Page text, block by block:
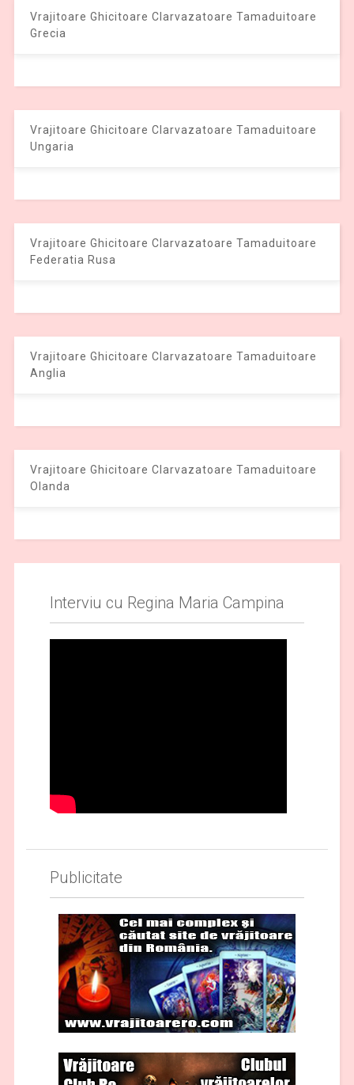
Vrajitoare Ghicitoare Clarvazatoare Tamaduitoare
Grecia
Vrajitoare Ghicitoare Clarvazatoare Tamaduitoare
Ungaria
Vrajitoare Ghicitoare Clarvazatoare Tamaduitoare
Federatia Rusa
Vrajitoare Ghicitoare Clarvazatoare Tamaduitoare
Anglia
Vrajitoare Ghicitoare Clarvazatoare Tamaduitoare
Olanda
Interviu cu Regina Maria Campina
Publicitate